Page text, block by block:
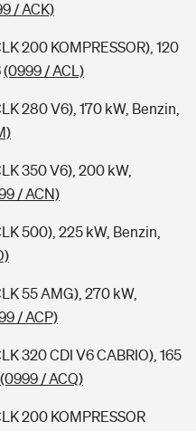
/ ACK)
200 KOMPRESSOR), 120
(0999 / ACL)
280 V6), 170 kW, Benzin,
350 V6), 200 kW,
/ ACN)
500), 225 kW, Benzin,
55 AMG), 270 kW,
/ ACP)
320 CDI V6 CABRIO), 165
(0999 / ACQ)
200 KOMPRESSOR